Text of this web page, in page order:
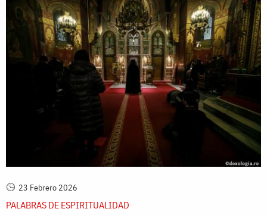
23 Febrero 2026
PALABRAS DE ESPIRITUALIDAD